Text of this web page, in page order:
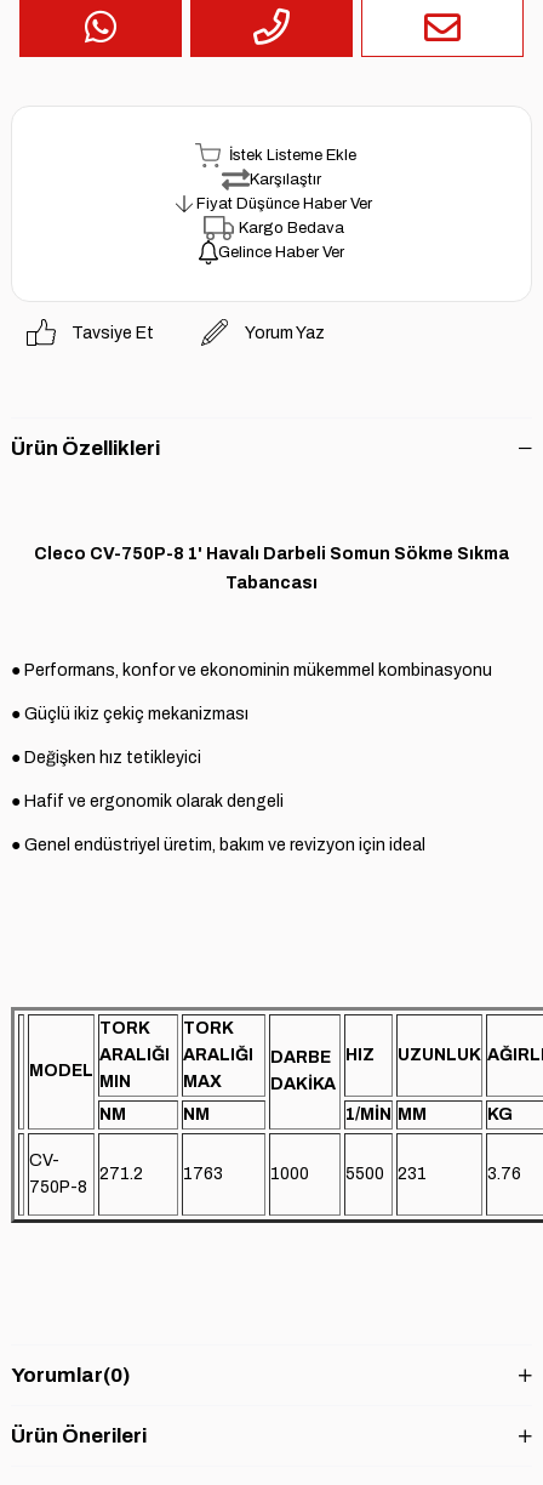
İstek Listeme Ekle
Karşılaştır
Fiyat Düşünce Haber Ver
Kargo Bedava
Gelince Haber Ver
Tavsiye Et Yorum Yaz
Ürün Özellikleri
Cleco CV-750P-8 1' Havalı Darbeli Somun Sökme Sıkma
Tabancası
● Performans, konfor ve ekonominin mükemmel kombinasyonu
● Güçlü ikiz çekiç mekanizması
● Değişken hız tetikleyici
● Hafif ve ergonomik olarak dengeli
● Genel endüstriyel üretim, bakım ve revizyon için ideal
MODEL
TORK
ARALIĞI
MIN
TORK
ARALIĞI
MAX
DARBE
DAKİKA
HIZ UZUNLUK
NM NM 1/MİN MM KG
CV-
750P-8
271.2 1763 1000 5500 231 3.76
Yorumlar(0)
Ürün Önerileri